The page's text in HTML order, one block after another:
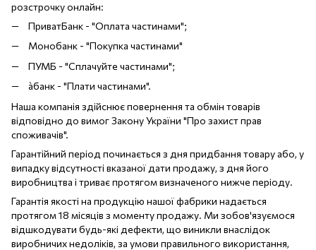
розстрочку онлайн:
ПриватБанк - "Оплата частинами";
Монобанк - "Покупка частинами"
ПУМБ - "Сплачуйте частинами";
àбанк - "Плати частинами".
Наша компанія здійснює повернення та обмін товарів
відповідно до вимог Закону України "Про захист прав
споживачів".
Гарантійний період починається з дня придбання товару або, у
випадку відсутності вказаної дати продажу, з дня його
виробництва і триває протягом визначеного нижче періоду.
Гарантія якості на продукцію нашої фабрики надається
протягом 18 місяців з моменту продажу. Ми зобов'язуємося
відшкодувати будь-які дефекти, що виникли внаслідок
виробничих недоліків, за умови правильного використання,